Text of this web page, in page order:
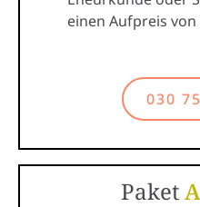
einen Aufpreis von
030
Paket